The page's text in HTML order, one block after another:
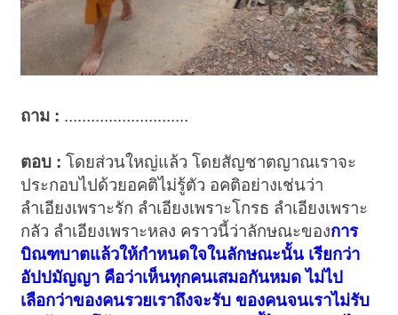
ถาม : ............................
ตอบ : โดยส่วนใหญ่แล้ว โดยสัญชาตญาณเราจะ
ประกอบไปด้วยอคติไม่รู้ตัว อคติอย่างเช่นว่า
ลำเอียงเพราะรัก ลำเอียงเพราะโกรธ ลำเอียงเพราะ
กลัว ลำเอียงเพราะหลง คราวนี้ว่าลักษณะของการ
บิณฑบาตแล้วให้กำหนดใจในลักษณะนั้น เรียกว่า
อัปปมัญญา คือว่าเห็นทุกคนเสมอกันหมด ไม่ไป
เลือกว่าของคนรวยเราถึงจะรับ ของคนจนเราไม่รับ